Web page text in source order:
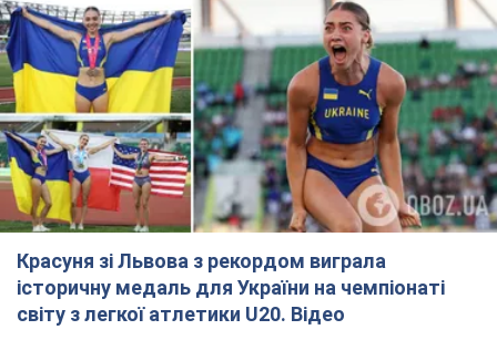
Красуня зі Львова з рекордом виграла
історичну медаль для України на чемпіонаті
світу з легкої атлетики U20. Відео